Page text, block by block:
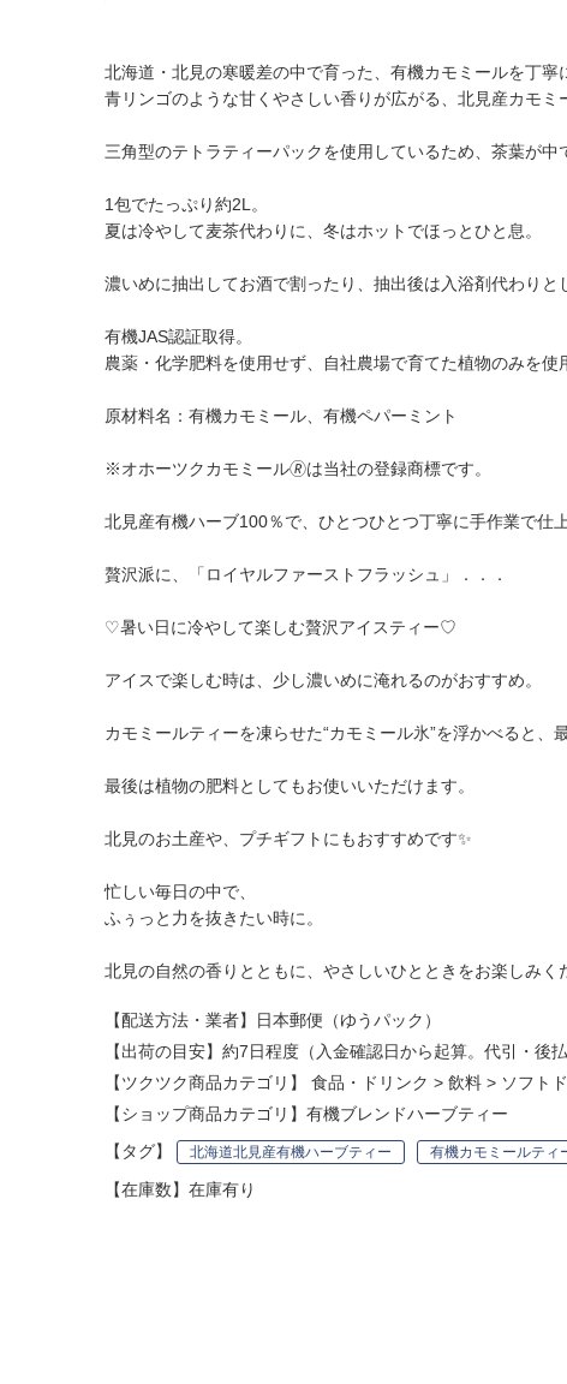
北海道・北見の寒暖差の中で育った、有機カモミールを丁寧
青リンゴのような甘くやさしい香りが広がる、北見産カモミ
三角型のテトラティーパックを使用しているため、茶葉が
1包でたっぷり約2L。
夏は冷やして麦茶代わりに、冬はホットでほっとひと息。
濃いめに抽出してお酒で割ったり、抽出後は入浴剤代わりと
有機JAS認証取得。
農薬・化学肥料を使用せず、自社農場で育てた植物のみを使
原材料名：有機カモミール、有機ペパーミント
※オホーツクカモミール🄬は当社の登録商標です。
北見産有機ハーブ100％で、ひとつひとつ丁寧に手作業で仕
贅沢派に、「ロイヤルファーストフラッシュ」．．
♡暑い日に冷やして楽しむ贅沢アイスティー♡
アイスで楽しむ時は、少し濃いめに淹れるのがおすすめ。
カモミールティーを凍らせた“カモミール氷”を浮かべると、
最後は植物の肥料としてもお使いいただけます。
北見のお土産や、プチギフトにもおすすめです✨
忙しい毎日の中で、
ふぅっと力を抜きたい時に。
北見の自然の香りとともに、やさしいひとときをお楽しみく
【配送方法・業者】日本郵便（ゆうパック）
【出荷の目安】約7日程度（入金確認日から起算。代引・後
【ツクツク商品カテゴリ】 食品・ドリンク > 飲料 > ソフト
【ショップ商品カテゴリ】 有機ブレンドハーブティー
【タグ】
北海道北見産有機ハーブティー 有機カモミールティ
【在庫数】在庫有り